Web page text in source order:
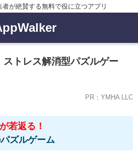
が絶賛する無料で役に立つアプリ
ストレス解消型パズルゲー
PR：YMHA LLC
若返る！
ズルゲーム